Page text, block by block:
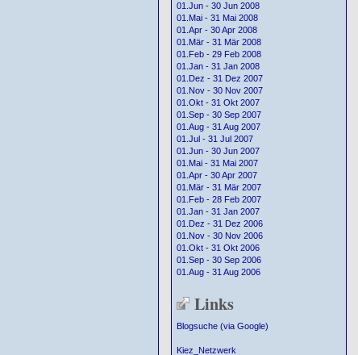
01.Jun - 30 Jun 2008
01.Mai - 31 Mai 2008
01.Apr - 30 Apr 2008
01.Mär - 31 Mär 2008
01.Feb - 29 Feb 2008
01.Jan - 31 Jan 2008
01.Dez - 31 Dez 2007
01.Nov - 30 Nov 2007
01.Okt - 31 Okt 2007
01.Sep - 30 Sep 2007
01.Aug - 31 Aug 2007
01.Jul - 31 Jul 2007
01.Jun - 30 Jun 2007
01.Mai - 31 Mai 2007
01.Apr - 30 Apr 2007
01.Mär - 31 Mär 2007
01.Feb - 28 Feb 2007
01.Jan - 31 Jan 2007
01.Dez - 31 Dez 2006
01.Nov - 30 Nov 2006
01.Okt - 31 Okt 2006
01.Sep - 30 Sep 2006
01.Aug - 31 Aug 2006
Links
Blogsuche (via Google)
Kiez_Netzwerk